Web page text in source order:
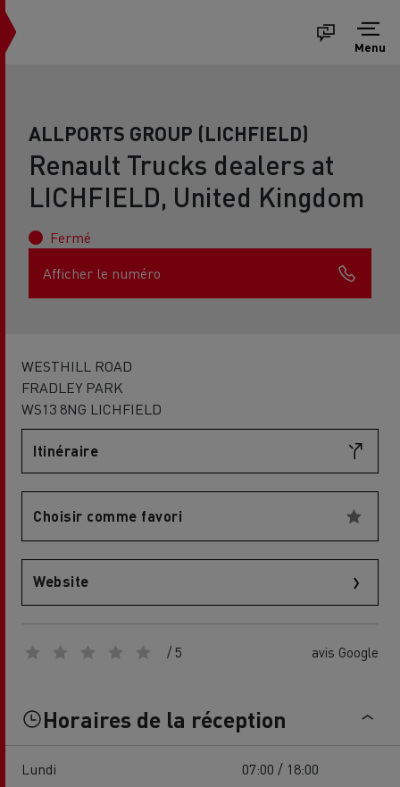
Menu
ALLPORTS GROUP (LICHFIELD)
Renault Trucks dealers at
LICHFIELD, United Kingdom
Fermé
Afficher le numéro
WESTHILL ROAD
FRADLEY PARK
WS13 8NG LICHFIELD
Itinéraire
Choisir comme favori
Website
/ 5 avis Google
Horaires de la réception
Lundi
07:00 / 18:00